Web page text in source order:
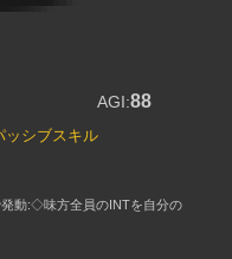
AGI:88
ッシブスキル
動:◇味方全員のINTを自分の